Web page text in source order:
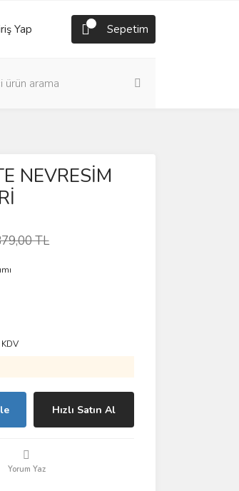
Yap Sepetim
NEVRESİM
TL
Hızlı Satın Al
Yorum Yaz